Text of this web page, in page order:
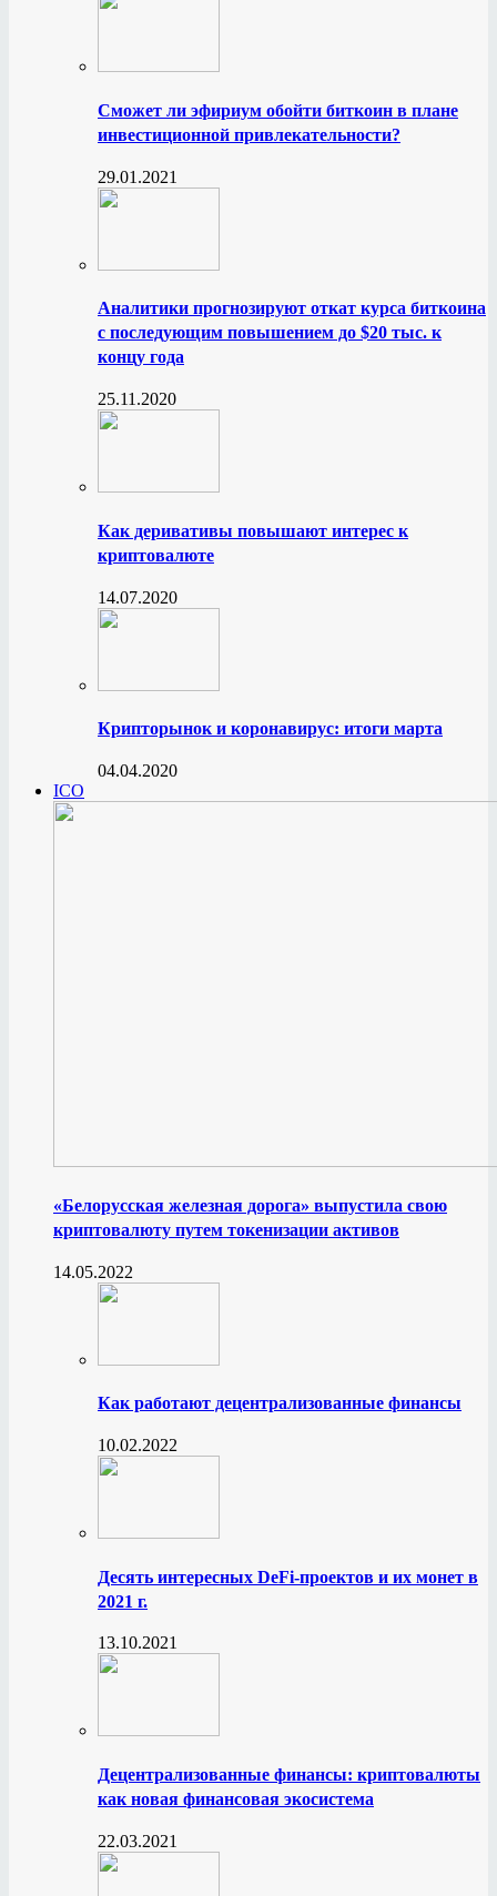
Сможет ли эфириум обойти биткоин в плане
инвестиционной привлекательности?
29.01.2021
Аналитики прогнозируют откат курса биткоина
с последующим повышением до $20 тыс. к
концу года
25.11.2020
Как деривативы повышают интерес к
криптовалюте
14.07.2020
Крипторынок и коронавирус: итоги марта
04.04.2020
ICO
«Белорусская железная дорога» выпустила свою
криптовалюту путем токенизации активов
14.05.2022
Как работают децентрализованные финансы
10.02.2022
Десять интересных DeFi-проектов и их монет в
2021 г.
13.10.2021
Децентрализованные финансы: криптовалюты
как новая финансовая экосистема
22.03.2021